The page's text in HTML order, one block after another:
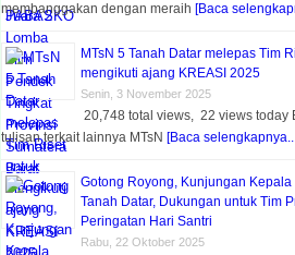
membanggakan dengan meraih [Baca
MTsN 5 Tanah Datar melepas Tim
mengikuti ajang KREASI 2025
Senin, 3 November 2025
20,748 total views, 22 views today
tulisan terkait lainnya MTsN [Baca
Gotong Royong, Kunjungan Kepala
Tanah Datar, Dukungan untuk Tim
Peringatan Hari Santri
Rabu, 22 Oktober 2025